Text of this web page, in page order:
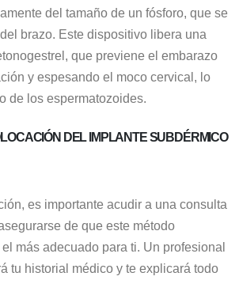
del tamaño de un fósforo, que se
brazo. Este dispositivo libera una
que previene el embarazo
y espesando el moco cervical, lo
de los espermatozoides.
DEL IMPLANTE SUBDÉRMICO
es importante acudir a una consulta
de que este método
más adecuado para ti. Un profesional
tu historial médico y te explicará todo